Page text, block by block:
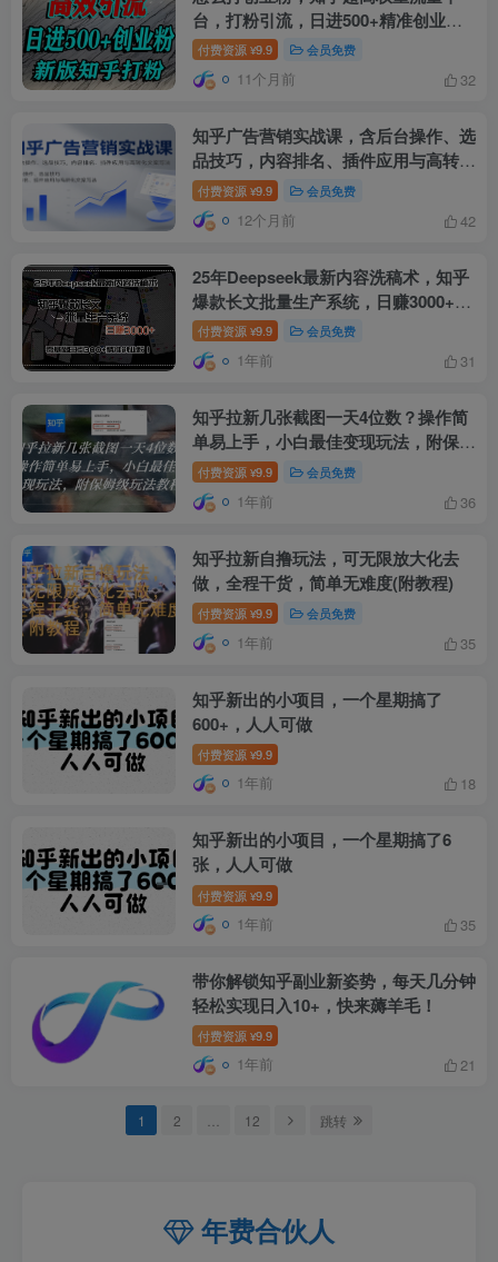
台，打粉引流，日进500+精准创业粉
不是问题
付费资源 ¥9.9 会员免费
11个月前 32
知乎广告营销实战课，含后台操作、选
品技巧，内容排名、插件应用与高转化
文案写法
付费资源 ¥9.9 会员免费
12个月前 42
25年Deepseek最新内容洗稿术，知乎
爆款长文批量生产系统，日赚3000+，
…
付费资源 ¥9.9 会员免费
1年前 31
知乎拉新几张截图一天4位数？操作简
单易上手，小白最佳变现玩法，附保姆
级玩法教程
付费资源 ¥9.9 会员免费
1年前 36
知乎拉新自撸玩法，可无限放大化去
做，全程干货，简单无难度(附教程)
付费资源 ¥9.9 会员免费
1年前 35
知乎新出的小项目，一个星期搞了
600+，人人可做
付费资源 ¥9.9
1年前 18
知乎新出的小项目，一个星期搞了6
张，人人可做
付费资源 ¥9.9
1年前 35
带你解锁知乎副业新姿势，每天几分钟
轻松实现日入10+，快来薅羊毛！
付费资源 ¥9.9
1年前 21
1 2 … 12 跳转
年费合伙人